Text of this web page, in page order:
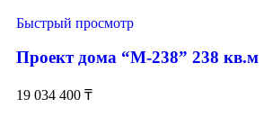
Быстрый просмотр
Проект дома “М-238” 238 кв.м
19 034 400 ₸